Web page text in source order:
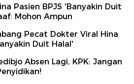
Pasien BPJS 'Banyakin Duit
Mohon Ampun
Pecat Dokter Viral Hina
Duit Halal'
Absen Lagi, KPK: Jangan